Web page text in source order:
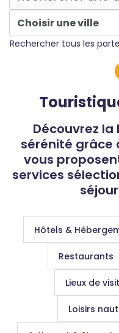
Rechercher tous les
Découvrez
sérénité grâce
vous
services
Hôtels &
Restaurants
Lieux de
Loisirs